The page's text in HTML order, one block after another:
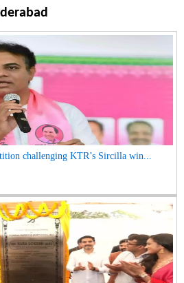
challenging KTR’s Sircilla win...